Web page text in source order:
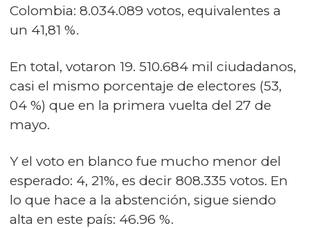
Colombia: 8.034.089 votos, equivalentes a
un 41,81 %.
En total, votaron 19. 510.684 mil ciudadanos,
casi el mismo porcentaje de electores (53,
04 %) que en la primera vuelta del 27 de
mayo.
Y el voto en blanco fue mucho menor del
esperado: 4, 21%, es decir 808.335 votos. En
lo que hace a la abstención, sigue siendo
alta en este país: 46.96 %.